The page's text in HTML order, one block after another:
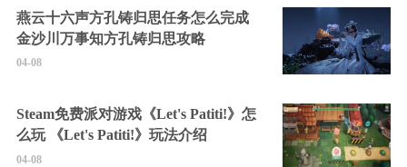
燕云十六声方孔铸归思任务怎么完成
金沙川万事知方孔铸归思攻略
04-08
Steam免费派对游戏《Let's Patiti!》怎
么玩 《Let's Patiti!》玩法介绍
04-08